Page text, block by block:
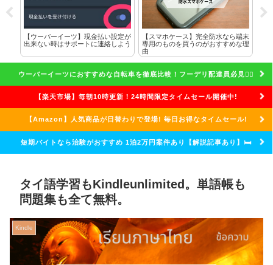
【ウーバーイーツ】現金払い設定が
出来ない時はサポートに連絡しよう
【スマホケース】完全防水なら端末
専用のものを買うのがおすすめな理
由
ウーバーイーツにおすすめな自転車を徹底比較！フーデリ配達員必見🚴‍♀️
【楽天市場】毎朝10時更新！24時間限定タイムセール開催中!
【Amazon】人気商品が日替わりで登場! 毎日お得なタイムセール!
短期バイトなら治験がおすすめ 1泊2万円案件あり【解説記事あり】🛏
タイ語学習もKindleunlimited。単語帳も
問題集も全て無料。
Kindle